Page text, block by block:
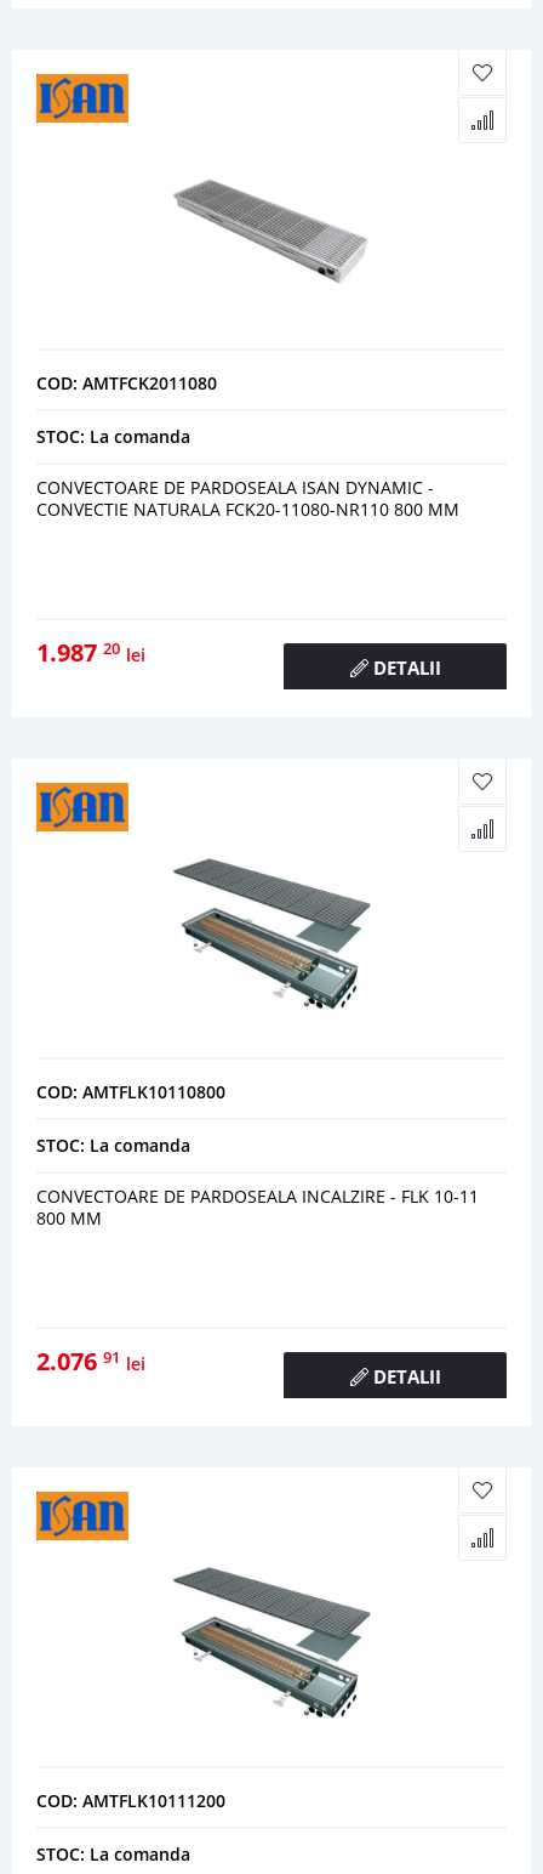
COD: AMTFCK2011080
STOC: La comanda
CONVECTOARE DE PARDOSEALA ISAN DYNAMIC -
CONVECTIE NATURALA FCK20-11080-NR110 800 MM
1.987 20 lei
DETALII
COD: AMTFLK10110800
STOC: La comanda
CONVECTOARE DE PARDOSEALA INCALZIRE - FLK 10-11
800 MM
2.076 91 lei
DETALII
COD: AMTFLK10111200
STOC: La comanda